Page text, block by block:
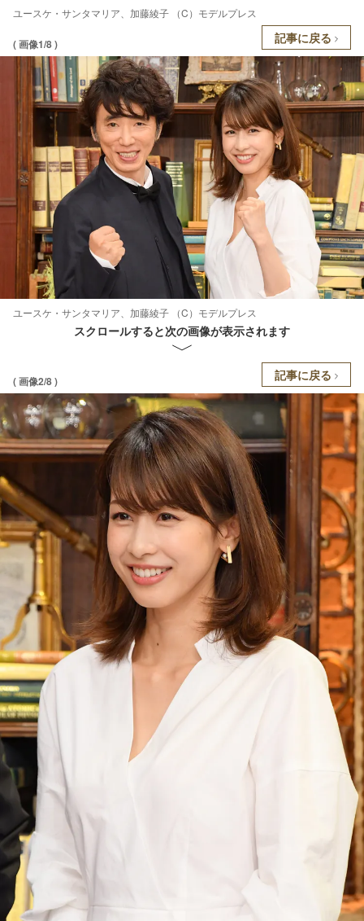
ユースケ・サンタマリア、加藤綾子 （C）モデルプレス
( 画像1/8 ) 記事に戻る
ユースケ・サンタマリア、加藤綾子 （C）モデルプレス
スクロールすると次の画像が表示されます
( 画像2/8 ) 記事に戻る